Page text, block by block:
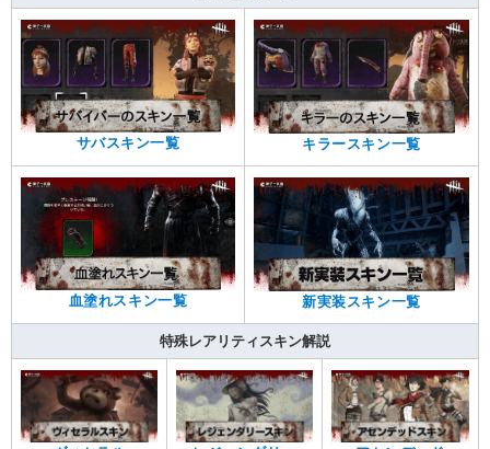
サバスキン一覧 キラースキン一覧
血塗れスキン一覧 新実装スキン一覧
特殊レアリティスキン解説